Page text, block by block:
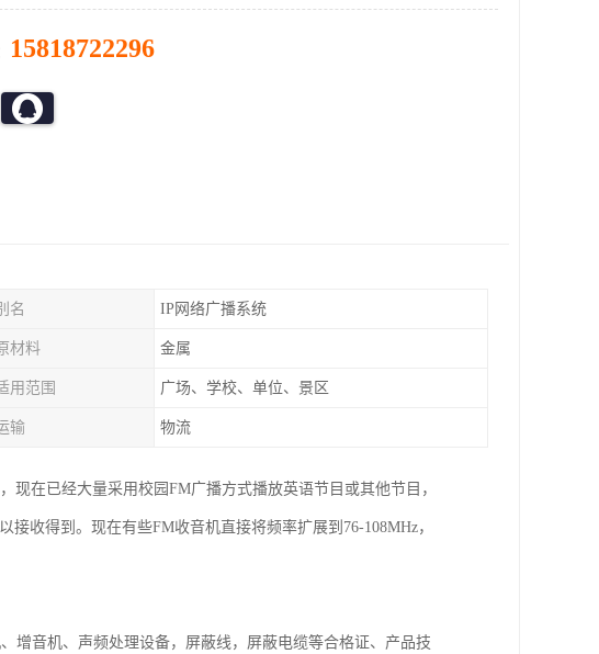
15818722296
名 IP网络广播系统
材料 金属
用范围 广场、学校、单位、景区
输 物流
在已经大量采用校园FM广播方式播放英语节目或其他节目，
收得到。现在有些FM收音机直接将频率扩展到76-108MHz，
增音机、声频处理设备，屏蔽线，屏蔽电缆等合格证、产品技